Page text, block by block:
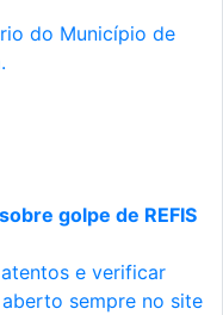
do Município de
golpe de REFIS
e verificar
sempre no site